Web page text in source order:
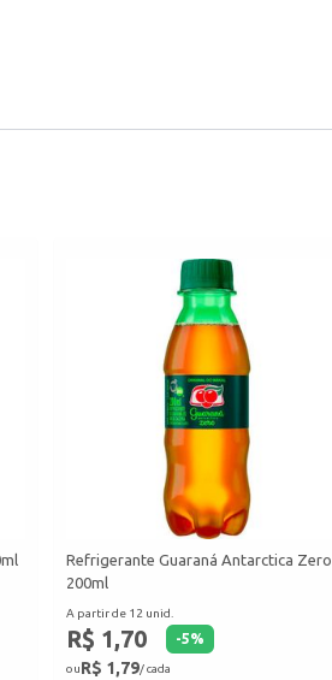
Refrigerante Guaraná Antarctica Zero
200ml
A partir de 12 unid.
R$ 1,70 -5%
ouR$ 1,79/ cada